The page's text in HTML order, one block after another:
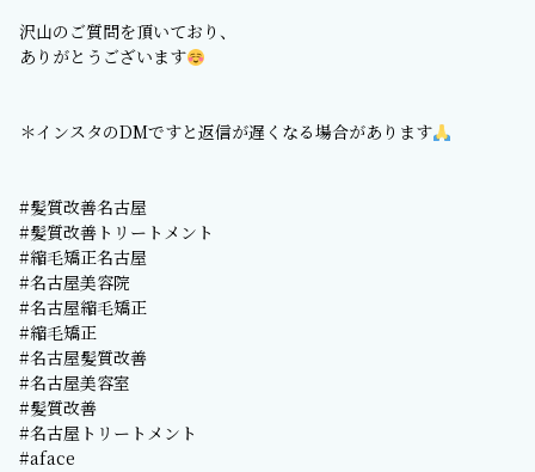
沢山のご質問を頂いており、
ありがとうございます
＊インスタのDMですと返信が遅くなる場合があります
#髪質改善名古屋
#髪質改善トリートメント
#縮毛矯正名古屋
#名古屋美容院
#名古屋縮毛矯正
#縮毛矯正
#名古屋髪質改善
#名古屋美容室
#髪質改善
#名古屋トリートメント
#aface